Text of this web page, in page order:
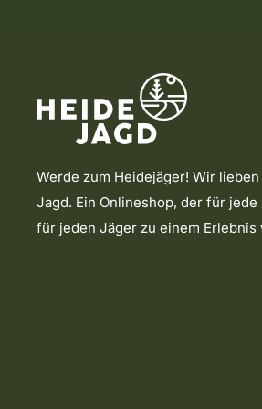
Werde zum Heidejäger! Wir
Jagd. Ein Onlineshop, der für jede
für jeden Jäger zu einem Erlebnis